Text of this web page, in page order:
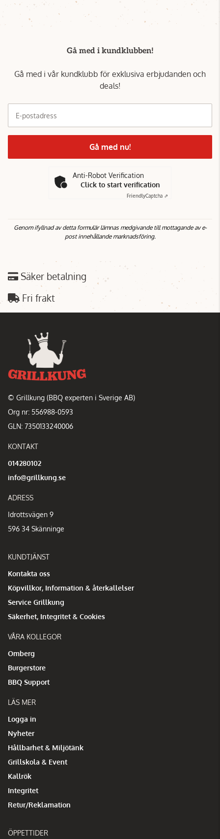
Gå med i kundklubben!
Gå med i vår kundklubb för exklusiva erbjudanden och
deals!
E-postadress
Gå med nu!
Anti-Robot Verification
Click to start verification
FriendlyCaptcha ⇗
Genom ifyllnad av detta formulär lämnas medgivande till mottagande av e-
post innehållande marknadsföring.
Säker betalning
Fri frakt
© Grillkung (BBQ experten i Sverige AB)
Org nr: 556988-0593
GLN: 7350133240006
KONTAKT
014280102
info@grillkung.se
ADRESS
Idrottsvägen 9
596 34 Skänninge
KUNDTJÄNST
Kontakta oss
Köpvillkor, Information & återkallelser
Service Grillkung
Säkerhet, Integritet & Cookies
VÅRA KOLLEGOR
Omberg
Burgerstore
BBQ Support
LÄS MER
Logga in
Nyheter
Hållbarhet & Miljötänk
Grillskola & Event
Kallrök
Integritet
Retur/Reklamation
ÖPPETTIDER